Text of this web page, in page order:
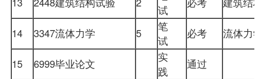
试
14 3347流体力学 5
笔
试
必考 流体力
15 6999毕业论文
实
践
通过